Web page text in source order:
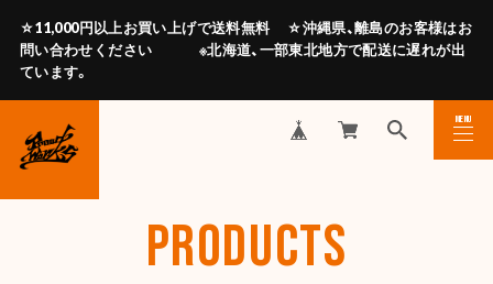
☆11,000円以上お買い上げで送料無料 ☆沖縄県、離島のお客様はお
問い合わせください ※北海道、一部東北地方で配送に遅れが出
ています。
MENU
CLOSE
PRODUCTS